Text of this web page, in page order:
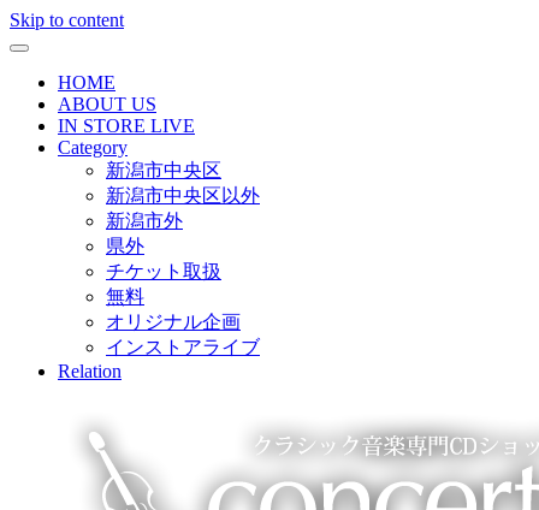
Skip to content
HOME
ABOUT US
IN STORE LIVE
Category
新潟市中央区
新潟市中央区以外
新潟市外
県外
チケット取扱
無料
オリジナル企画
インストアライブ
Relation